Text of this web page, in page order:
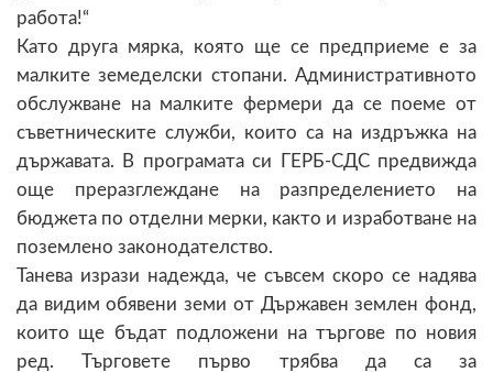
работа!“
Като друга мярка, която ще се предприеме е за
малките земеделски стопани. Административното
обслужване на малките фермери да се поеме от
съветническите служби, които са на издръжка на
държавата. В програмата си ГЕРБ-СДС предвижда
още преразглеждане на разпределението на
бюджета по отделни мерки, както и изработване на
поземлено законодателство.
Танева изрази надежда, че съвсем скоро се надява
да видим обявени земи от Държавен землен фонд,
които ще бъдат подложени на търгове по новия
ред. Търговете първо трябва да са за